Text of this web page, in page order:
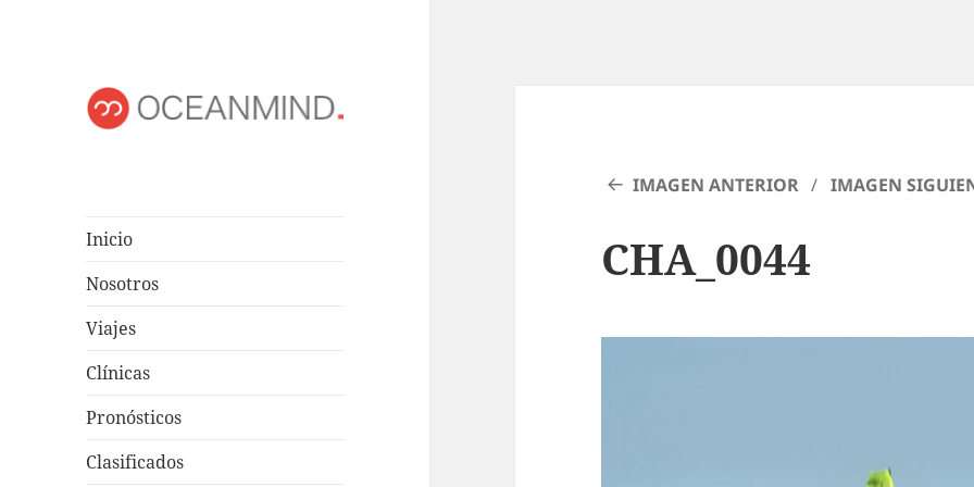
Inicio
Nosotros
Viajes
Clínicas
Pronósticos
Clasificados
IMAGEN ANTERIOR IMAGEN
CHA_0044